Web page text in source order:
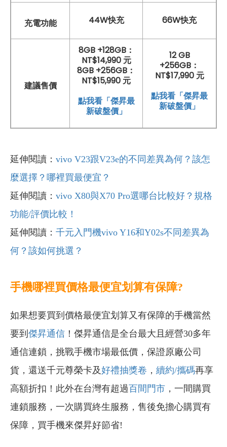
充電功能 44W快充 66W快充
建議售價
8GB +128GB：
NT$14,990 元
8GB +256GB：
NT$15,990 元
點我看「傑昇最
新破盤價」
12 GB
+256GB：
NT$17,990 元
點我看「傑昇最
新破盤價」
延伸閱讀： vivo V23跟V23e的不同差異為何？該怎
麼選擇？哪裡買最便宜？
延伸閱讀： vivo X80與X70 Pro選哪台比較好？規格
功能/評價比較！
延伸閱讀： 千元入門機vivo Y16和Y02s不同差異為
何？該如何挑選？
手機哪裡買價格最便宜划算有保障?
如果想要買到價格最便宜划算又有保障的手機當然
要到 傑昇通信 ！傑昇通信是全台最大且經營30多年
通信連鎖，挑戰手機市場最低價，保證原廠公司
貨，還送千元尊榮卡及好禮抽獎卷 ， 續約/攜碼再享
高額折扣！此外在台灣有超過百間門市 ，一間購買
連鎖服務，一次購買終生服務，售後免擔心購買有
保障，買手機來傑昇好節省!